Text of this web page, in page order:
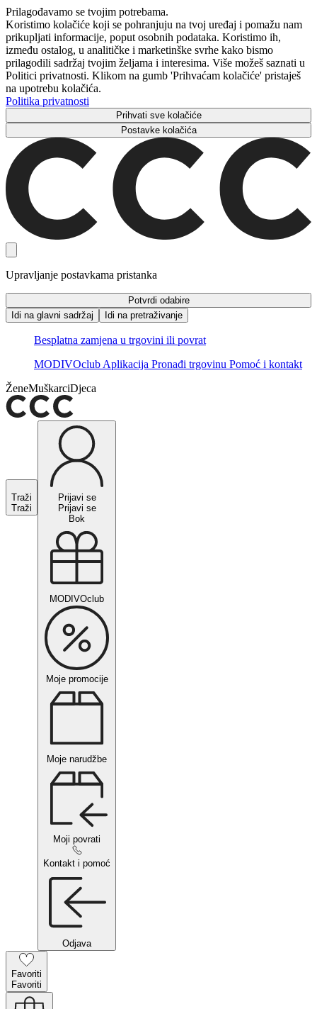
Prilagođavamo se tvojim potrebama.
Koristimo kolačiće koji se pohranjuju na tvoj uređaj i pomažu nam
prikupljati informacije, poput osobnih podataka. Koristimo ih,
između ostalog, u analitičke i marketinške svrhe kako bismo
prilagodili sadržaj tvojim željama i interesima. Više možeš saznati u
Politici privatnosti. Klikom na gumb 'Prihvaćam kolačiće' pristaješ
na upotrebu kolačića.
Politika privatnosti
Prihvati sve kolačiće
Postavke kolačića
Upravljanje postavkama pristanka
Potvrdi odabire
Idi na glavni sadržaj
Idi na pretraživanje
Besplatna zamjena u trgovini ili povrat
MODIVOclub Aplikacija Pronađi trgovinu Pomoć i kontakt
ŽeneMuškarciDjeca
Traži
Traži
Prijavi se
Prijavi se
Bok
MODIVOclub
Moje promocije
Moje narudžbe
Moji povrati
Kontakt i pomoć
Odjava
Favoriti
Favoriti